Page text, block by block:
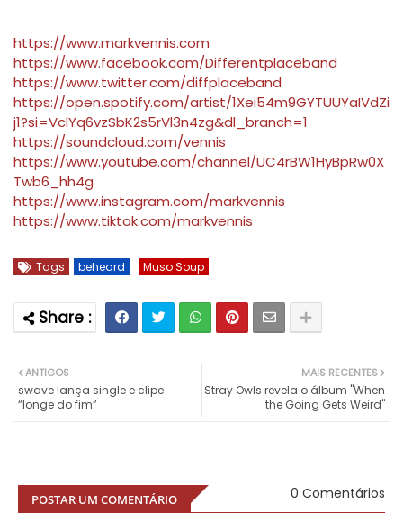
https://www.markvennis.com
https://www.facebook.com/Differentplaceband
https://www.twitter.com/diffplaceband
https://open.spotify.com/artist/1Xei54m9GYTUUYaIVdZi
j1?si=VclYq6vzSbK2s5rVl3n4zg&dl_branch=1
https://soundcloud.com/vennis
https://www.youtube.com/channel/UC4rBW1HyBpRw0X
Twb6_hh4g
https://www.instagram.com/markvennis
https://www.tiktok.com/markvennis
Tags beheard Muso Soup
MAIS RECENTES
Stray Owls revela o álbum "When
the Going Gets Weird"
ANTIGOS
swave lança single e clipe
“longe do fim”
POSTAR UM COMENTÁRIO 0 Comentários